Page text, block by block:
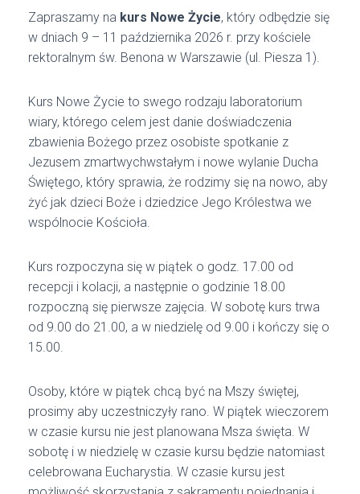
Zapraszamy na kurs Nowe Życie, który odbędzie się
w dniach 9 – 11 października 2026 r. przy kościele
rektoralnym św. Benona w Warszawie (ul. Piesza 1).
Kurs Nowe Życie to swego rodzaju laboratorium
wiary, którego celem jest danie doświadczenia
zbawienia Bożego przez osobiste spotkanie z
Jezusem zmartwychwstałym i nowe wylanie Ducha
Świętego, który sprawia, że rodzimy się na nowo, aby
żyć jak dzieci Boże i dziedzice Jego Królestwa we
wspólnocie Kościoła.
Kurs rozpoczyna się w piątek o godz. 17.00 od
recepcji i kolacji, a następnie o godzinie 18.00
rozpoczną się pierwsze zajęcia. W sobotę kurs trwa
od 9.00 do 21.00, a w niedzielę od 9.00 i kończy się o
15.00.
Osoby, które w piątek chcą być na Mszy świętej,
prosimy aby uczestniczyły rano. W piątek wieczorem
w czasie kursu nie jest planowana Msza święta. W
sobotę i w niedzielę w czasie kursu będzie natomiast
celebrowana Eucharystia. W czasie kursu jest